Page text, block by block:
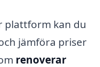
plattform kan du
jämföra priser
renoverar